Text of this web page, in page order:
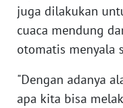
juga dilakukan
cuaca mendung
otomatis menyala
"Dengan adanya
apa kita bisa
WN
SULTRA
NTB